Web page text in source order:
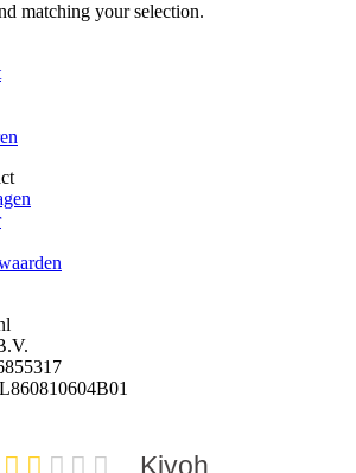
matching your selection.